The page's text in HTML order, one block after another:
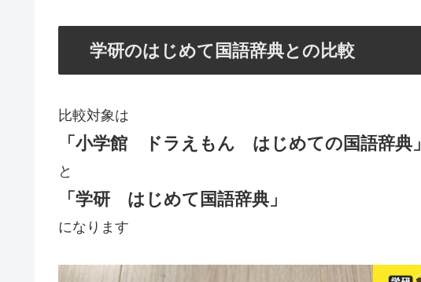
学研のはじめて国語辞典との比較
比較対象は
「小学館 ドラえもん はじめての国語辞典」
と
「学研 はじめて国語辞典」
になります